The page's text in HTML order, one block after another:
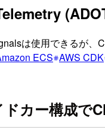
は使用できるが、
ECS AWS CDK
カー構成